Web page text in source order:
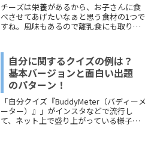
チーズは栄養があるから、お子さんに食
べさせてあげたいなぁと思う食材の1つで
すね。風味もあるので離乳食にも取り入
スチーズの市販品はいつからOKなの
か？」「スライスチーズの...
自分に関するクイズの例は？
基本バージョンと面白い出題
のパターン！
「自分クイズ『BuddyMeter（バディーメ
ーター）』」がインスタなどで流行し
て、ネット上で盛り上がっている様子が